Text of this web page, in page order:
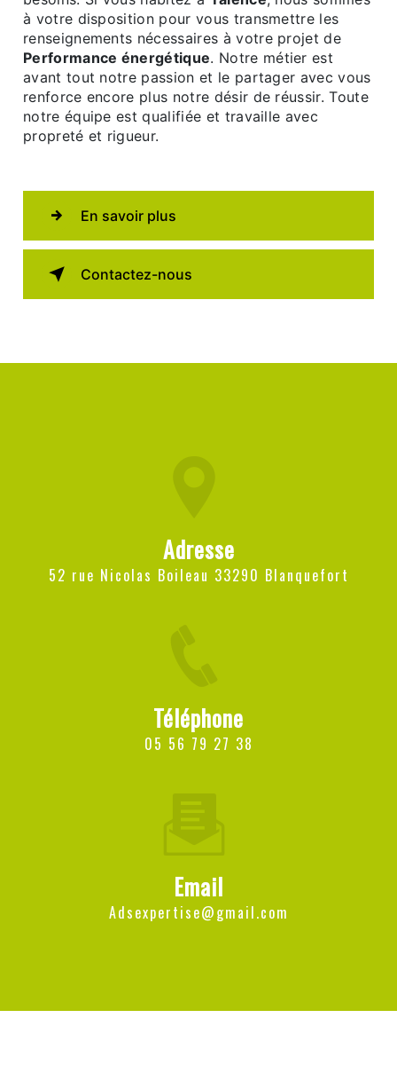
à votre disposition pour vous transmettre les
renseignements nécessaires à votre projet de
Performance énergétique. Notre métier est
avant tout notre passion et le partager avec vous
renforce encore plus notre désir de réussir. Toute
notre équipe est qualifiée et travaille avec
propreté et rigueur.
En savoir plus
Contactez-nous
Adresse
52 rue Nicolas Boileau 33290 Blanquefort
Téléphone
05 56 79 27 38
Email
adsexpertise@gmail.com